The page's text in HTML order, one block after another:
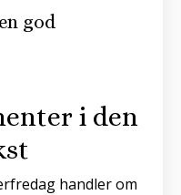
god
i den
handler om